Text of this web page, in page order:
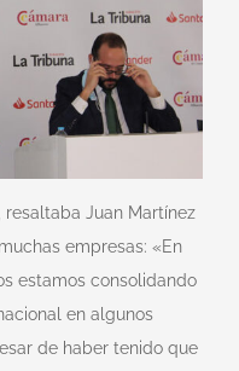
Juan Martínez
empresas: «En
estamos consolidando
en algunos
de haber tenido que